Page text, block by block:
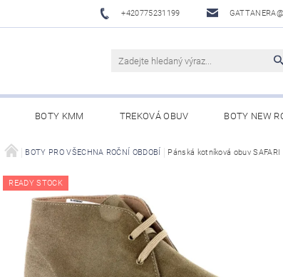
+420775231199
BOTY KMM TREKOVÁ OBUV BOTY NEW
WESTERNOVÁ OBUV WESTERN BELTS /WESTERNOVÉ
BOTY PRO VŠECHNA ROČNÍ OBDOBÍ Pánská kotníková obuv
READY STOCK